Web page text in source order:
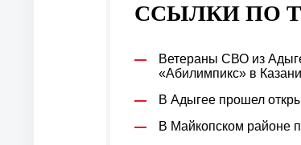
ССЫЛКИ ПО
Ветераны СВО из
«Абилимпикс» в Казани
В Адыгее прошел
В Майкопском районе